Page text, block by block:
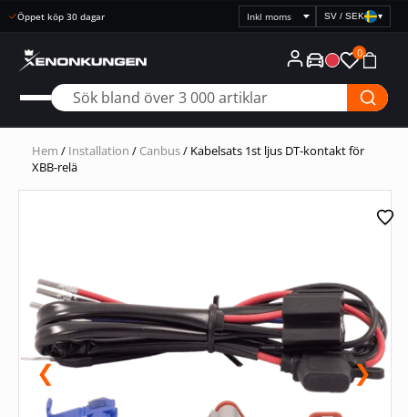
Öppet köp 30 dagar
Välj
prisvisning
SV / SEK ▾
0
Hem / Installation / Canbus/ Kabelsats 1st ljus DT-kontakt för
XBB-relä
❮ ❯